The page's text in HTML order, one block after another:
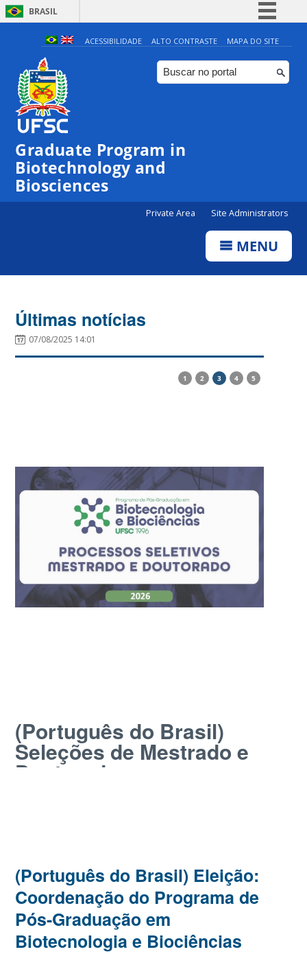
BRASIL
Simplifique!
Comunica BR
Participe
ACESSIBILIDADE ALTO CONTRASTE MAPA DO SITE
Graduate Program in
Biotechnology and
Biosciences
Private Area Site Administrators
MENU
Últimas notícias
07/08/2025 14:01
1 2 3 4 5
(Português do Brasil)
Seleções de Mestrado e
Doutorado
(Português do Brasil) Eleição:
Coordenação do Programa de
Pós-Graduação em
Biotecnologia e Biociências